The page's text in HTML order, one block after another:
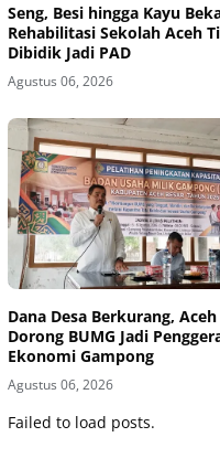
Seng, Besi hingga Kayu
Rehabilitasi Sekolah Aceh
Dibidik Jadi PAD
Agustus 06, 2026
Dana Desa Berkurang,
Dorong BUMG Jadi
Ekonomi Gampong
Agustus 06, 2026
Failed to load posts.